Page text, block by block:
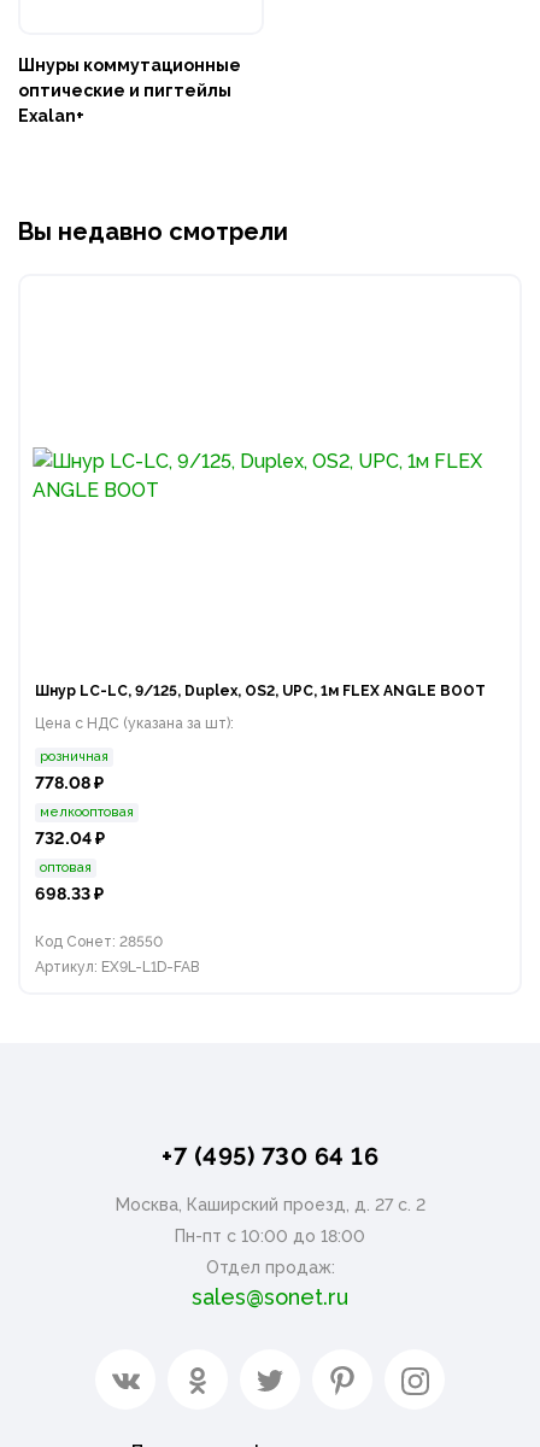
Шнуры коммутационные
оптические и пигтейлы
Exalan+
Вы недавно смотрели
Шнур LC-LC, 9/125, Duplex, OS2, UPC, 1м FLEX ANGLE BOOT
Цена с НДС (указана за шт):
розничная
778.08 ₽
мелкооптовая
732.04 ₽
оптовая
698.33 ₽
Код Сонет: 28550
Артикул: EX9L-L1D-FAB
+7 (495) 730 64 16
Москва, Каширский проезд, д. 27 с. 2
Пн-пт с 10:00 до 18:00
Отдел продаж:
sales@sonet.ru